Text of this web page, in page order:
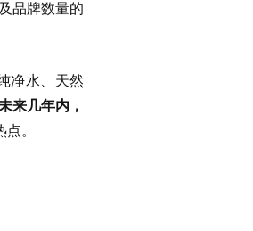
品牌数量的
净水、天然
来几年内，
。